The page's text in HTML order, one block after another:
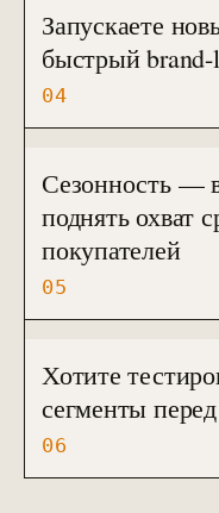
04
Запускаете
быстрый
05
Сезонность —
поднять охват
покупателей
06
Хотите
сегменты